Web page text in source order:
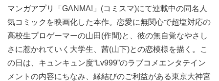
マンガアプリ「GANMA!」(コミスマ)にて連載中の同名人
気コミックを映画化した本作。恋愛に無関心で超塩対応の
高校生プロゲーマーの山田(作間)と、彼の無自覚なやさし
さに惹かれていく大学生、茜(山下)との恋模様を描く。こ
の日は、キュンキュン度“Lv999”のラブコメエンタテイン
メントの内容にちなみ、縁結びのご利益がある東京大神宮